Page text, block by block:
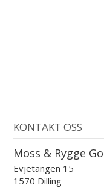
KONTAKT OSS
Moss & Rygge
Evjetangen 15
1570 Dilling